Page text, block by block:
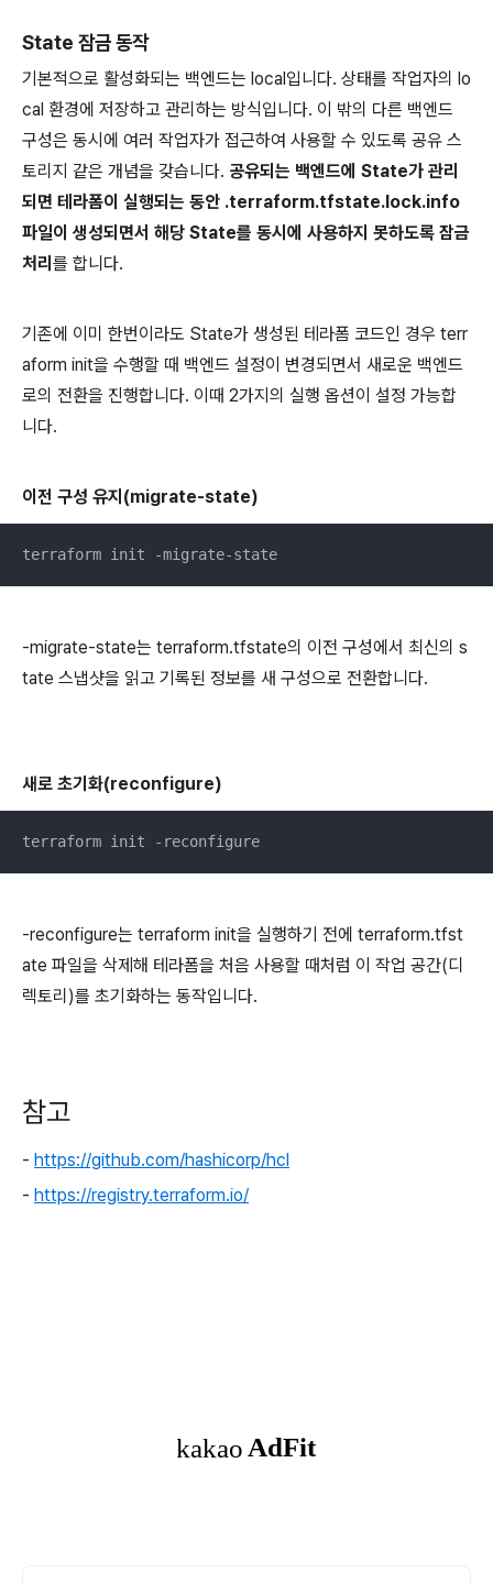
State 잠금 동작
기본적으로 활성화되는 백엔드는 local입니다. 상태를 작업자의 lo
cal 환경에 저장하고 관리하는 방식입니다. 이 밖의 다른 백엔드
구성은 동시에 여러 작업자가 접근하여 사용할 수 있도록 공유 스
토리지 같은 개념을 갖습니다. 공유되는 백엔드에 State가 관리
되면 테라폼이 실행되는 동안 .terraform.tfstate.lock.info
파일이 생성되면서 해당 State를 동시에 사용하지 못하도록 잠금
처리 를 합니다.
기존에 이미 한번이라도 State가 생성된 테라폼 코드인 경우 terr
aform init을 수행할 때 백엔드 설정이 변경되면서 새로운 백엔드
로의 전환을 진행합니다. 이때 2가지의 실행 옵션이 설정 가능합
니다.
이전 구성 유지(migrate-state)
terraform init -migrate-state
-migrate-state는 terraform.tfstate의 이전 구성에서 최신의 s
tate 스냅샷을 읽고 기록된 정보를 새 구성으로 전환합니다.
새로 초기화(reconfigure)
terraform init -reconfigure
-reconfigure는 terraform init을 실행하기 전에 terraform.tfst
ate 파일을 삭제해 테라폼을 처음 사용할 때처럼 이 작업 공간(디
렉토리)를 초기화하는 동작입니다.
참고
- https://github.com/hashicorp/hcl
- https://registry.terraform.io/